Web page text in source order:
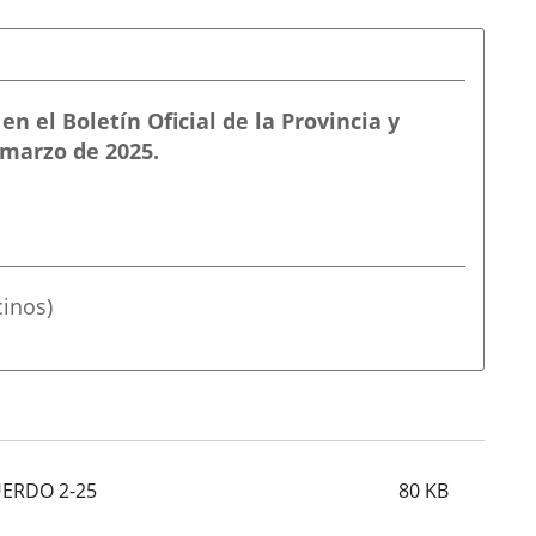
el Boletín Oficial de la Provincia y
de 2025.
2-25 80 KB